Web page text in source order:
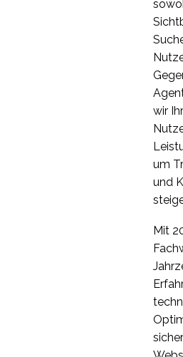
Online-UX schaffen?
Globale UX
Unternehmen
2020 - Das Jahr, in
die UX-
Rückblick auf 10
seit der Einführung
Forschungsstrategie
Wie Sie Ihre UX-
wir
um
und
Mit